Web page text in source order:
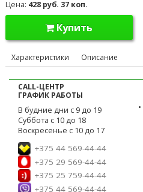
Цена: 428 руб. 37 коп.
Купить
Характеристики Описание
CALL-ЦЕНТР
ГРАФИК РАБОТЫ
В будние дни с 9 до 19
Суббота с 10 до 18
Воскресенье с 10 до 17
+375 44 569-44-44
+375 29 569-44-44
+375 25 759-44-44
+375 44 569-44-44